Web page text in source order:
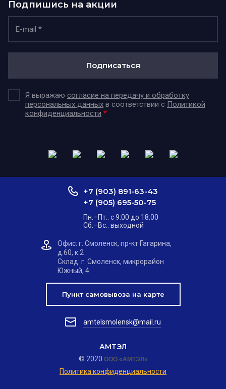
Подпишись на акции
Я выражаю согласие на передачу и обработку
персональных данных в соответствии с Политикой
конфиденциальности *
Подписаться
АМТЭЛ
© 2020 ООО «АМТЭЛ»
Политика конфиденциальности
+7 (903) 891-63-43
+7 (905) 695-50-75
Пн.–Пт.: с 9:00 до 18:00
Сб.–Вс.: выходной
Офис: г. Смоленск, пр-кт Гагарина,
д.60, к.2
Склад: г. Смоленск, микрорайон
Южный, 4
Пункт самовывоза на карте
amtelsmolensk@mail.ru